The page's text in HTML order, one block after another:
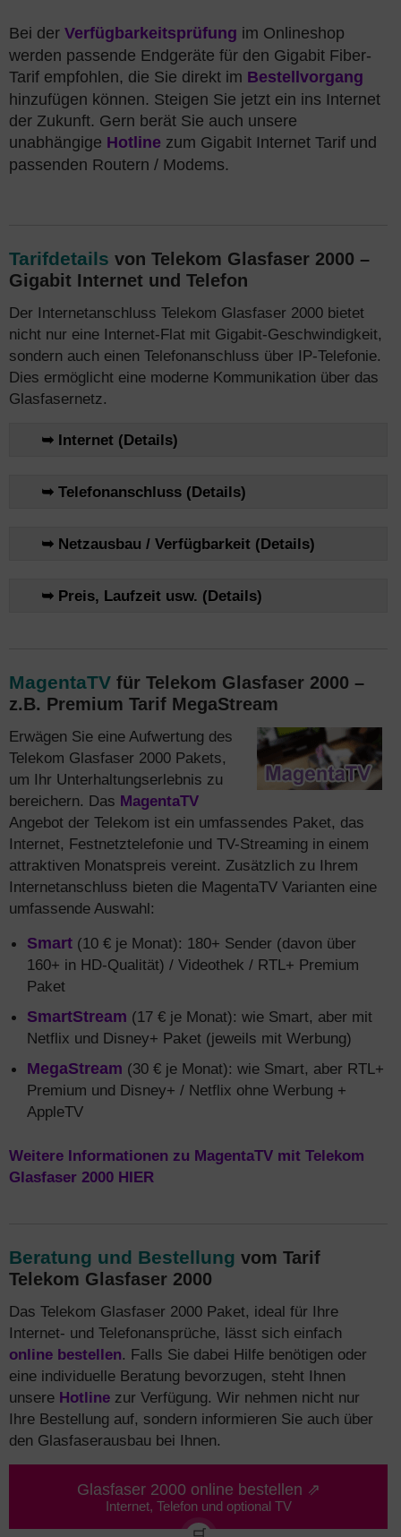
Bei der Verfügbarkeitsprüfung im Onlineshop
werden passende Endgeräte für den Gigabit Fiber-
Tarif empfohlen, die Sie direkt im Bestellvorgang
hinzufügen können. Steigen Sie jetzt ein ins Internet
der Zukunft. Gern berät Sie auch unsere
unabhängige Hotline zum Gigabit Internet Tarif und
passenden Routern / Modems.
Tarifdetails von Telekom Glasfaser 2000 –
Gigabit Internet und Telefon
Der Internetanschluss Telekom Glasfaser 2000 bietet
nicht nur eine Internet-Flat mit Gigabit-Geschwindigkeit,
sondern auch einen Telefonanschluss über IP-Telefonie.
Dies ermöglicht eine moderne Kommunikation über das
Glasfasernetz.
➥ Internet (Details)
➥ Telefonanschluss (Details)
➥ Netzausbau / Verfügbarkeit (Details)
➥ Preis, Laufzeit usw. (Details)
MagentaTV für Telekom Glasfaser 2000 –
z.B. Premium Tarif MegaStream
Erwägen Sie eine Aufwertung des
Telekom Glasfaser 2000 Pakets,
um Ihr Unterhaltungserlebnis zu
bereichern. Das MagentaTV
Angebot der Telekom ist ein umfassendes Paket, das
Internet, Festnetztelefonie und TV-Streaming in einem
attraktiven Monatspreis vereint. Zusätzlich zu Ihrem
Internetanschluss bieten die MagentaTV Varianten eine
umfassende Auswahl:
Smart (10 € je Monat): 180+ Sender (davon über
160+ in HD-Qualität) / Videothek / RTL+ Premium
Paket
SmartStream (17 € je Monat): wie Smart, aber mit
Netflix und Disney+ Paket (jeweils mit Werbung)
MegaStream (30 € je Monat): wie Smart, aber RTL+
Premium und Disney+ / Netflix ohne Werbung +
AppleTV
Weitere Informationen zu MagentaTV mit Telekom
Glasfaser 2000 HIER
Beratung und Bestellung vom Tarif
Telekom Glasfaser 2000
Das Telekom Glasfaser 2000 Paket, ideal für Ihre
Internet- und Telefonansprüche, lässt sich einfach
online bestellen. Falls Sie dabei Hilfe benötigen oder
eine individuelle Beratung bevorzugen, steht Ihnen
unsere Hotline zur Verfügung. Wir nehmen nicht nur
Ihre Bestellung auf, sondern informieren Sie auch über
den Glasfaserausbau bei Ihnen.
Glasfaser 2000 online bestellen ⇗
Internet, Telefon und optional TV